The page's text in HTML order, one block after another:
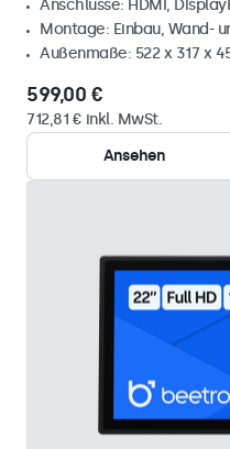
Anschlüsse: HDMI,
Montage: Einbau, Wand-
Außenmaße: 522 x 317 x
599,00 €
712,81 € inkl. MwSt.
Ansehen